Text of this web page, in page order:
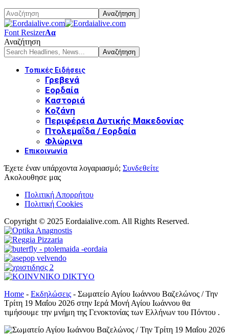
Font ResizerΑα
Αναζήτηση
Τοπικές Ειδήσεις
Γρεβενά
Εορδαία
Καστοριά
Κοζάνη
Περιφέρεια Δυτικής Μακεδονίας
Πτολεμαΐδα / Εορδαία
Φλώρινα
Επικοινωνία
Έχετε έναν υπάρχοντα λογαριασμό; Συνδεθείτε
Ακολουθησε μας
Πολιτική Απορρήτου
Πολιτική Cookies
Copyright © 2025 Eordaialive.com. All Rights Reserved.
Home - Εκδηλώσεις - Σωματείο Αγίου Ιωάννου Βαζελώνος / Την
Τρίτη 19 Μαΐου 2026 στην Ιερά Μονή Αγίου Ιωάννου θα
τιμήσουμε την μνήμη της Γενοκτονίας των Ελλήνων του Πόντου .